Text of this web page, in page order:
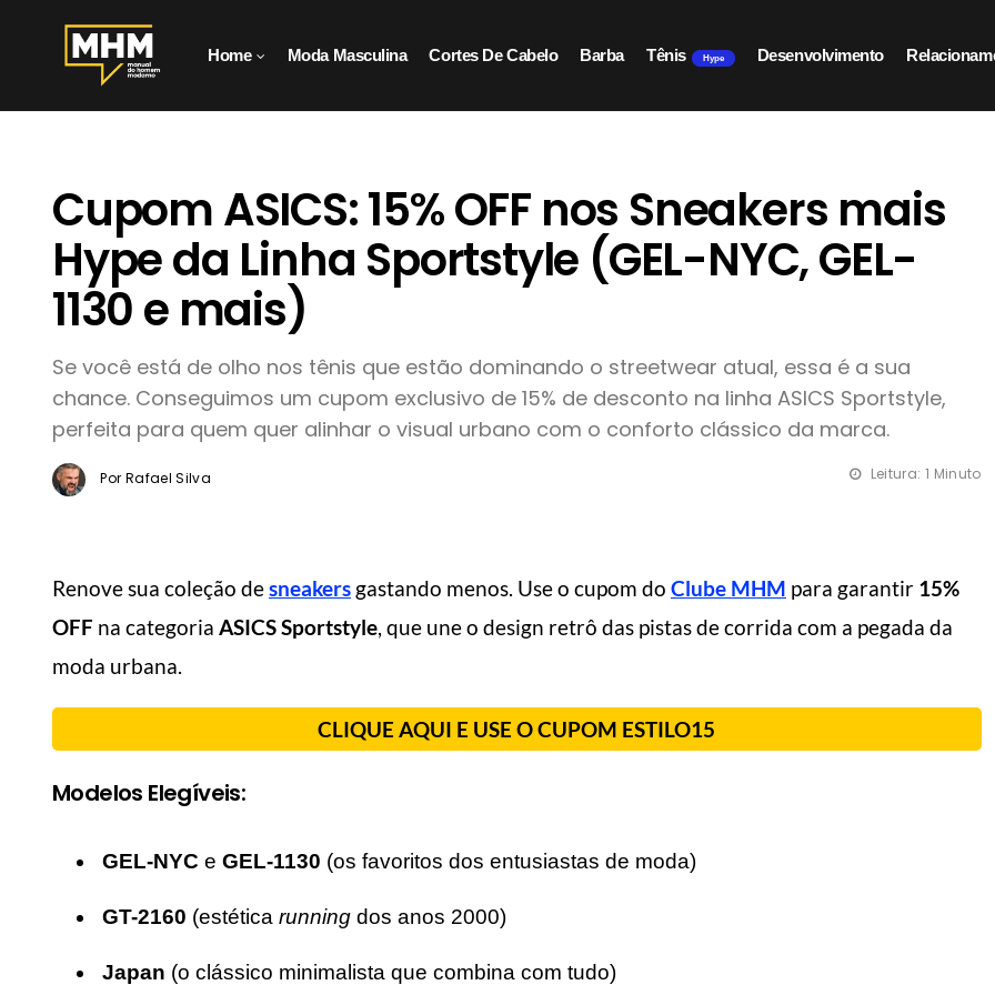
Home Moda Masculina Cortes De Cabelo Barba Tênis Hype Desenvolvimento
Cupom ASICS: 15% OFF nos Sneakers mais
Hype da Linha Sportstyle (GEL-NYC, GEL-
1130 e mais)
Se você está de olho nos tênis que estão dominando o streetwear atual, essa é a sua
chance. Conseguimos um cupom exclusivo de 15% de desconto na linha ASICS Sportstyle,
perfeita para quem quer alinhar o visual urbano com o conforto clássico da marca.
Por Rafael Silva Leitura: 1 Minuto
Renove sua coleção desneakers gastando menos. Use o cupom do Clube MHM para garantir 15%
OFF na categoria ASICS Sportstyle, que une o design retrô das pistas de corrida com a pegada da
moda urbana.
CLIQUE AQUI E USE O CUPOM ESTILO15
Modelos Elegíveis:
GEL-NYC e GEL-1130 (os favoritos dos entusiastas de moda)
GT-2160 (estética running dos anos 2000)
Japan (o clássico minimalista que combina com tudo)